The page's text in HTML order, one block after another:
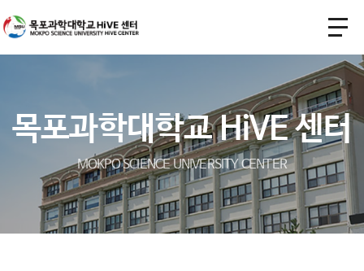
목포과학대학교 HiVE 센터
MOKPO SCIENCE UNIVERSITY CENTER